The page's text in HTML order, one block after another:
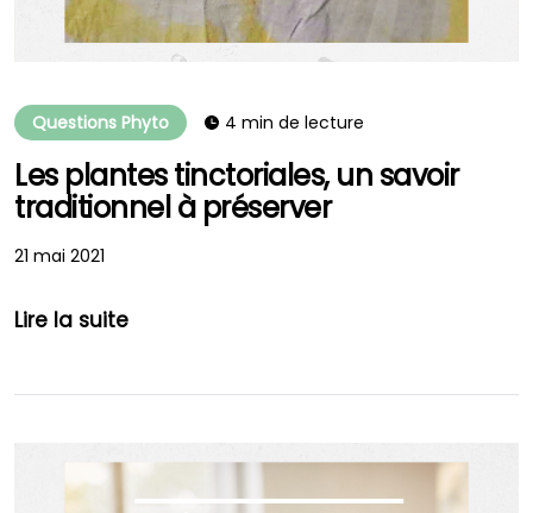
Questions Phyto 4 min de lecture
Les plantes tinctoriales, un savoir
traditionnel à préserver
21 mai 2021
Lire la suite